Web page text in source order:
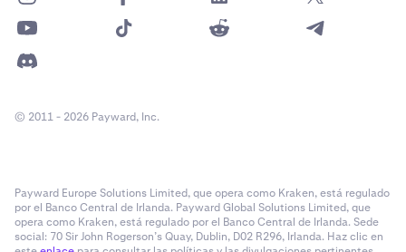
© 2011 - 2026 Payward, Inc.
Payward Europe Solutions Limited, que opera como Kraken, está regulado
por el Banco Central de Irlanda. Payward Global Solutions Limited, que
opera como Kraken, está regulado por el Banco Central de Irlanda. Sede
social: 70 Sir John Rogerson’s Quay, Dublin, D02 R296, Irlanda. Haz clic en